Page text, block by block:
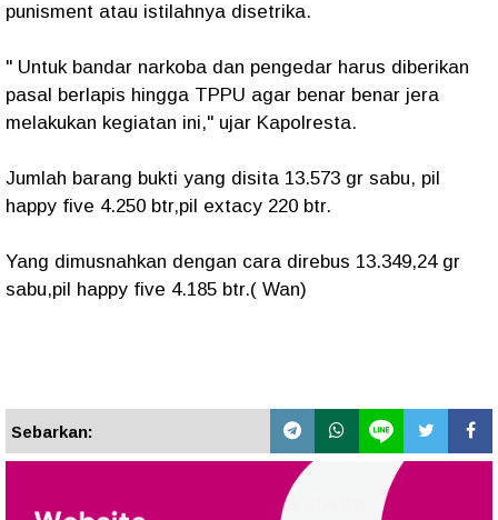
punisment atau istilahnya disetrika.
" Untuk bandar narkoba dan pengedar harus diberikan
pasal berlapis hingga TPPU agar benar benar jera
melakukan kegiatan ini," ujar Kapolresta.
Jumlah barang bukti yang disita 13.573 gr sabu, pil
happy five 4.250 btr,pil extacy 220 btr.
Yang dimusnahkan dengan cara direbus 13.349,24 gr
sabu,pil happy five 4.185 btr.( Wan)
Sebarkan: